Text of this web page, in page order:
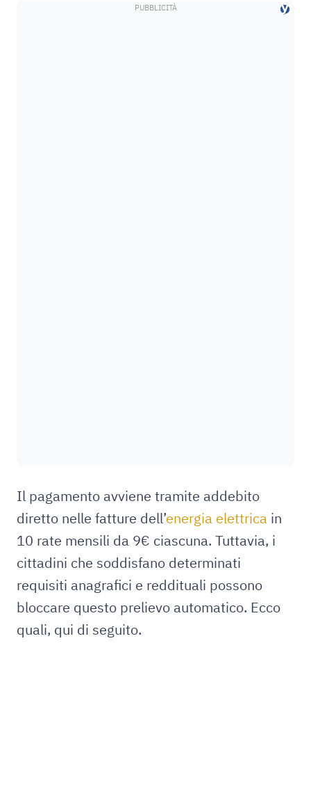
Il pagamento avviene tramite addebito
diretto nelle fatture dell’energia elettrica in
10 rate mensili da 9€ ciascuna. Tuttavia, i
cittadini che soddisfano determinati
requisiti anagrafici e reddituali possono
bloccare questo prelievo automatico. Ecco
quali, qui di seguito.